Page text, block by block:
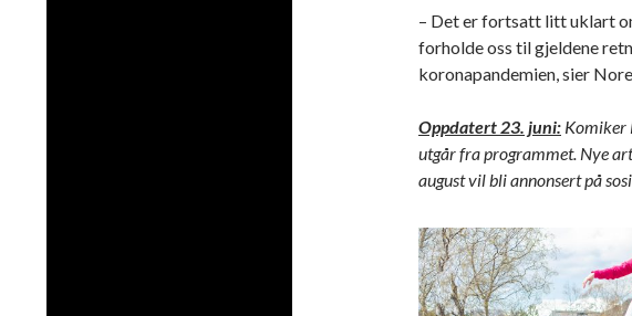
– Det er fortsatt litt uklart
forholde oss til gjeldene
koronapandemien, sier
Oppdatert 23. juni: Komiker
utgår fra programmet. Nye
august vil bli annonsert på